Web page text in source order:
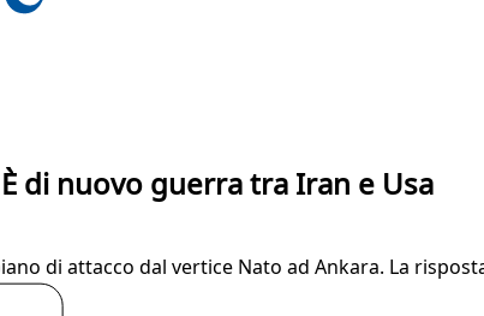
di nuovo guerra tra Iran e Usa
di attacco dal vertice Nato ad Ankara. La